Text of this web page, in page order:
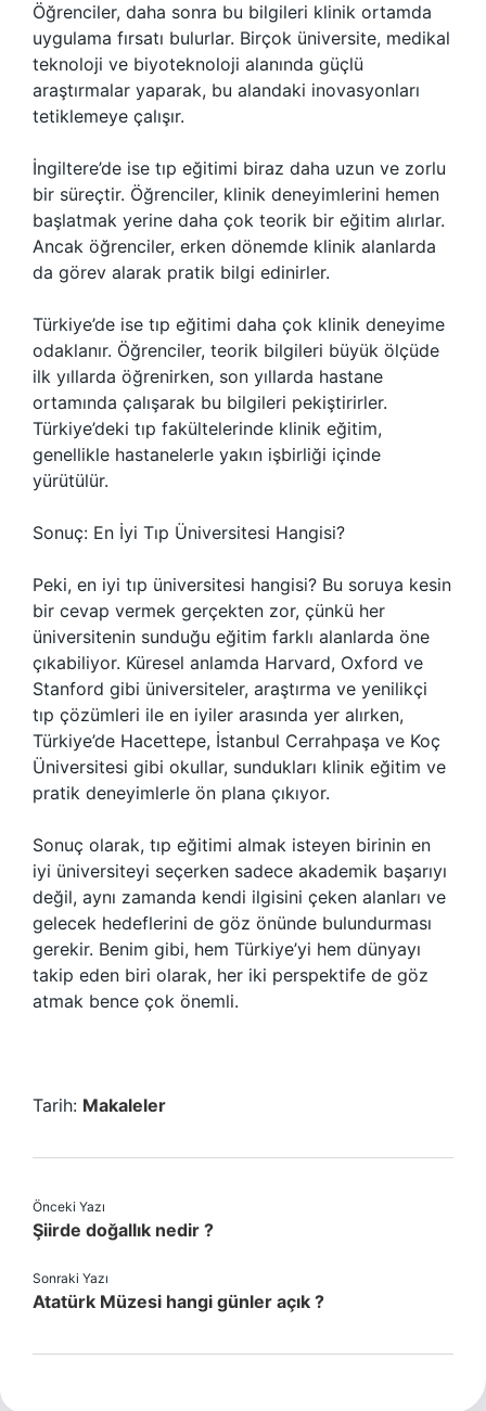
Öğrenciler, daha sonra bu bilgileri klinik ortamda
uygulama fırsatı bulurlar. Birçok üniversite, medikal
teknoloji ve biyoteknoloji alanında güçlü
araştırmalar yaparak, bu alandaki inovasyonları
tetiklemeye çalışır.
İngiltere’de ise tıp eğitimi biraz daha uzun ve zorlu
bir süreçtir. Öğrenciler, klinik deneyimlerini hemen
başlatmak yerine daha çok teorik bir eğitim alırlar.
Ancak öğrenciler, erken dönemde klinik alanlarda
da görev alarak pratik bilgi edinirler.
Türkiye’de ise tıp eğitimi daha çok klinik deneyime
odaklanır. Öğrenciler, teorik bilgileri büyük ölçüde
ilk yıllarda öğrenirken, son yıllarda hastane
ortamında çalışarak bu bilgileri pekiştirirler.
Türkiye’deki tıp fakültelerinde klinik eğitim,
genellikle hastanelerle yakın işbirliği içinde
yürütülür.
Sonuç: En İyi Tıp Üniversitesi Hangisi?
Peki, en iyi tıp üniversitesi hangisi? Bu soruya kesin
bir cevap vermek gerçekten zor, çünkü her
üniversitenin sunduğu eğitim farklı alanlarda öne
çıkabiliyor. Küresel anlamda Harvard, Oxford ve
Stanford gibi üniversiteler, araştırma ve yenilikçi
tıp çözümleri ile en iyiler arasında yer alırken,
Türkiye’de Hacettepe, İstanbul Cerrahpaşa ve Koç
Üniversitesi gibi okullar, sundukları klinik eğitim ve
pratik deneyimlerle ön plana çıkıyor.
Sonuç olarak, tıp eğitimi almak isteyen birinin en
iyi üniversiteyi seçerken sadece akademik başarıyı
değil, aynı zamanda kendi ilgisini çeken alanları ve
gelecek hedeflerini de göz önünde bulundurması
gerekir. Benim gibi, hem Türkiye’yi hem dünyayı
takip eden biri olarak, her iki perspektife de göz
atmak bence çok önemli.
Tarih: Makaleler
Önceki Yazı
Şiirde doğallık nedir ?
Sonraki Yazı
Atatürk Müzesi hangi günler açık ?